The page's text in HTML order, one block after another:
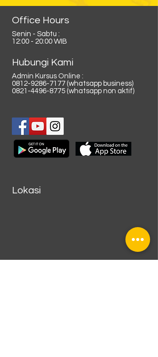
Office Hours
Senin - Sabtu :
12:00 - 20:00 WIB
Hubungi Kami
Admin Kursus Online :
0812-9286-7177 (whatsapp business)
0821-4496-8775 (whatsapp non aktif)
Lokasi